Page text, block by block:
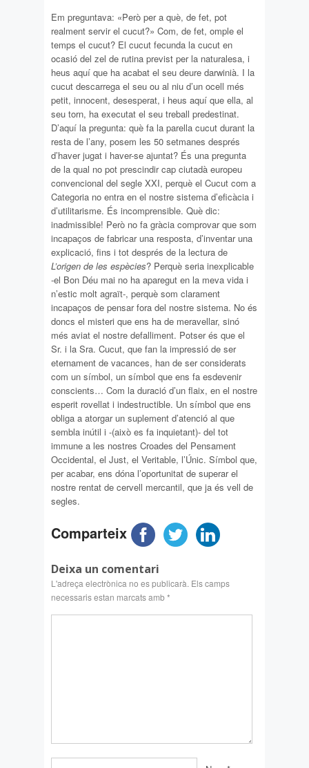
Em preguntava: «Però per a què, de fet, pot
realment servir el cucut?» Com, de fet, omple el
temps el cucut? El cucut fecunda la cucut en
ocasió del zel de rutina previst per la naturalesa, i
heus aquí que ha acabat el seu deure darwinià. I la
cucut descarrega el seu ou al niu d’un ocell més
petit, innocent, desesperat, i heus aquí que ella, al
seu torn, ha executat el seu treball predestinat.
D’aquí la pregunta: què fa la parella cucut durant la
resta de l’any, posem les 50 setmanes després
d’haver jugat i haver-se ajuntat? És una pregunta
de la qual no pot prescindir cap ciutadà europeu
convencional del segle XXI, perquè el Cucut com a
Categoria no entra en el nostre sistema d’eficàcia i
d’utilitarisme. És incomprensible. Què dic:
inadmissible! Però no fa gràcia comprovar que som
incapaços de fabricar una resposta, d’inventar una
explicació, fins i tot després de la lectura de
L’origen de les espècies? Perquè seria inexplicable
-el Bon Déu mai no ha aparegut en la meva vida i
n’estic molt agraït-, perquè som clarament
incapaços de pensar fora del nostre sistema. No és
doncs el misteri que ens ha de meravellar, sinó
més aviat el nostre defalliment. Potser és que el
Sr. i la Sra. Cucut, que fan la impressió de ser
eternament de vacances, han de ser considerats
com un símbol, un símbol que ens fa esdevenir
conscients… Com la duració d’un flaix, en el nostre
esperit rovellat i indestructible. Un símbol que ens
obliga a atorgar un suplement d’atenció al que
sembla inútil i -(això es fa inquietant)- del tot
immune a les nostres Croades del Pensament
Occidental, el Just, el Veritable, l’Únic. Símbol que,
per acabar, ens dóna l’oportunitat de superar el
nostre rentat de cervell mercantil, que ja és vell de
segles.
Comparteix
Deixa un comentari
L'adreça electrònica no es publicarà. Els camps
necessaris estan marcats amb*